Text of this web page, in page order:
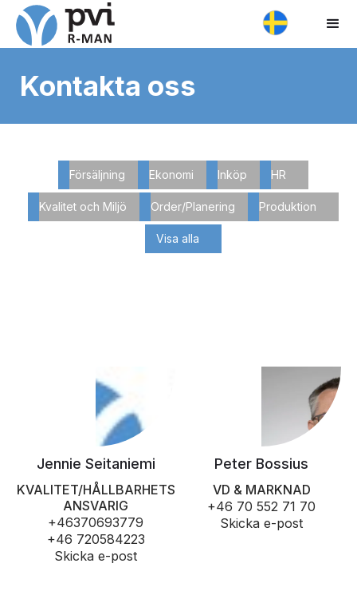
Kontakta oss
Försäljning Ekonomi Inköp HR
Kvalitet och Miljö Order/Planering Produktion
Visa alla
Jennie Seitaniemi
KVALITET/HÅLLBARHETS
ANSVARIG
+46370693779
+46 720584223
Skicka e-post
Peter Bossius
VD & MARKNAD
+46 70 552 71 70
Skicka e-post